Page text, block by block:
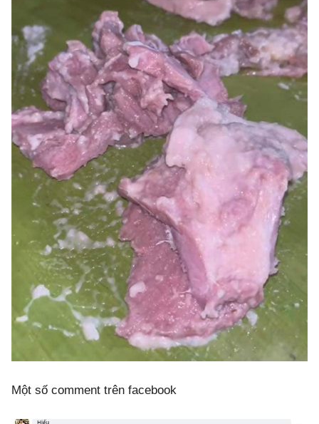
Một số comment trên facebook